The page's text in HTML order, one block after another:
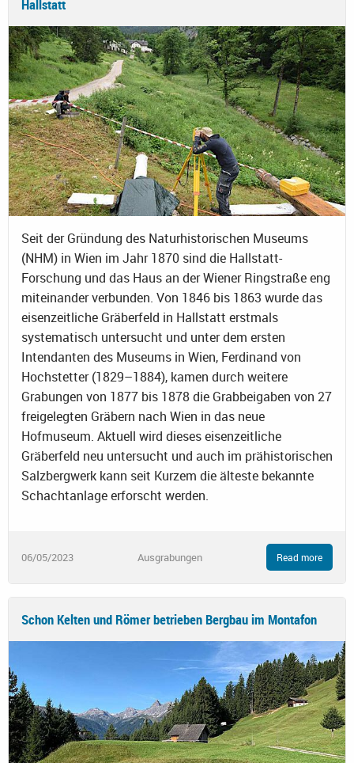
Hallstatt
Seit der Gründung des Naturhistorischen Museums
(NHM) in Wien im Jahr 1870 sind die Hallstatt-
Forschung und das Haus an der Wiener Ringstraße eng
miteinander verbunden. Von 1846 bis 1863 wurde das
eisenzeitliche Gräberfeld in Hallstatt erstmals
systematisch untersucht und unter dem ersten
Intendanten des Museums in Wien, Ferdinand von
Hochstetter (1829–1884), kamen durch weitere
Grabungen von 1877 bis 1878 die Grabbeigaben von 27
freigelegten Gräbern nach Wien in das neue
Hofmuseum. Aktuell wird dieses eisenzeitliche
Gräberfeld neu untersucht und auch im prähistorischen
Salzbergwerk kann seit Kurzem die älteste bekannte
Schachtanlage erforscht werden.
06/05/2023 Ausgrabungen Read more
Schon Kelten und Römer betrieben Bergbau im Montafon